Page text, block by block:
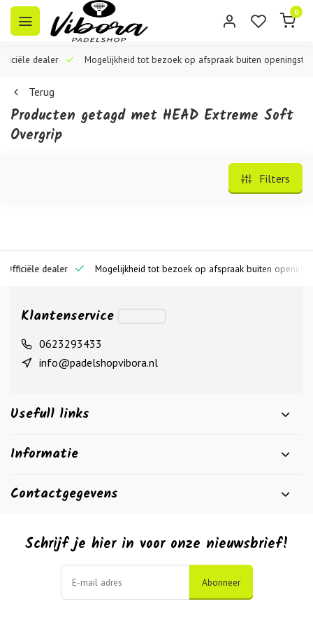
0
dealer Mogelijkheid tot bezoek op afspraak buiten openingstijden
Terug
Producten getagd met HEAD Extreme Soft
Overgrip
Filters
dealer Mogelijkheid tot bezoek op afspraak buiten
Klantenservice
0623293433
info@padelshopvibora.nl
Usefull links
Informatie
Contactgegevens
Schrijf je hier in voor onze nieuwsbrief!
Abonneer